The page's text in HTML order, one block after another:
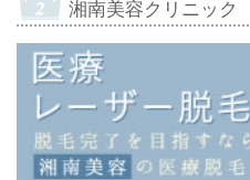
湘南美容クリニック